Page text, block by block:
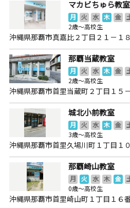
マカビちゅら教室
月 火 水 木 金
2歳～高校生
沖縄県那覇市真嘉比２丁目２１－１
那覇当蔵教室
月 火 水 木 金
2歳～高校生
沖縄県那覇市首里当蔵町２丁目１５
城北小前教室
月 火 水 木 金
3歳～高校生
沖縄県那覇市首里久場川町１丁目１
那覇崎山教室
月 火 水 木 金
0歳～高校生
沖縄県那覇市首里崎山町１丁目１６